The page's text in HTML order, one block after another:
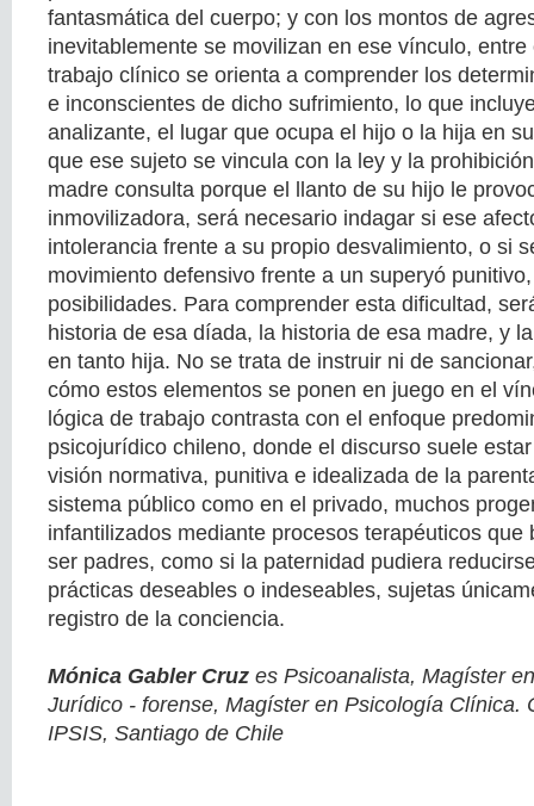
fantasmática del cuerpo; y con los montos de
inevitablemente se movilizan en ese vínculo,
trabajo clínico se orienta a comprender los
e inconscientes de dicho sufrimiento, lo que
analizante, el lugar que ocupa el hijo o la hija en
que ese sujeto se vincula con la ley y la
madre consulta porque el llanto de su hijo le
inmovilizadora, será necesario indagar si ese
intolerancia frente a su propio desvalimiento, o si
movimiento defensivo frente a un superyó
posibilidades. Para comprender esta dificultad,
historia de esa díada, la historia de esa madre, y
en tanto hija. No se trata de instruir ni de
cómo estos elementos se ponen en juego en el
lógica de trabajo contrasta con el enfoque
psicojurídico chileno, donde el discurso suele
visión normativa, punitiva e idealizada de la
sistema público como en el privado, muchos
infantilizados mediante procesos terapéuticos que
ser padres, como si la paternidad pudiera
prácticas deseables o indeseables, sujetas
registro de la conciencia.
Mónica Gabler Cruz es Psicoanalista, Magíster
Jurídico - forense, Magíster en Psicología Clínica.
IPSIS, Santiago de Chile